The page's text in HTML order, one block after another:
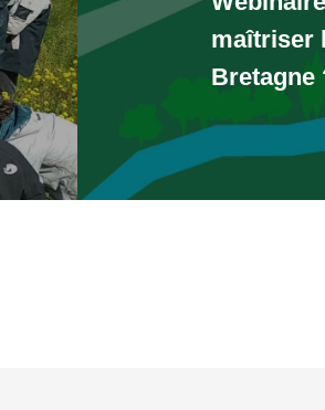
maîtriser
Bretagne